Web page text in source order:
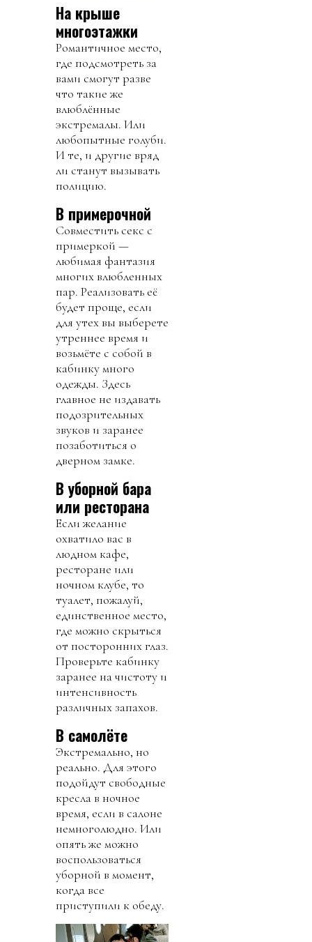
На крыше
многоэтажки
Романтичное место,
где подсмотреть за
вами смогут разве
что такие же
влюблённые
экстремалы. Или
любопытные голуби.
И те, и другие вряд
ли станут вызывать
полицию.
В примерочной
Совместить секс с
примеркой —
любимая фантазия
многих влюбленных
пар. Реализовать её
будет проще, если
для утех вы выберете
утреннее время и
возьмёте с собой в
кабинку много
одежды. Здесь
главное не издавать
подозрительных
звуков и заранее
позаботиться о
дверном замке.
В уборной бара
или ресторана
Если желание
охватило вас в
людном кафе,
ресторане или
ночном клубе, то
туалет, пожалуй,
единственное место,
где можно скрыться
от посторонних глаз.
Проверьте кабинку
заранее на чистоту и
интенсивность
различных запахов.
В самолёте
Экстремально, но
реально. Для этого
подойдут свободные
кресла в ночное
время, если в салоне
немноголюдно. Или
опять же можно
воспользоваться
уборной в момент,
когда все
приступили к обеду.